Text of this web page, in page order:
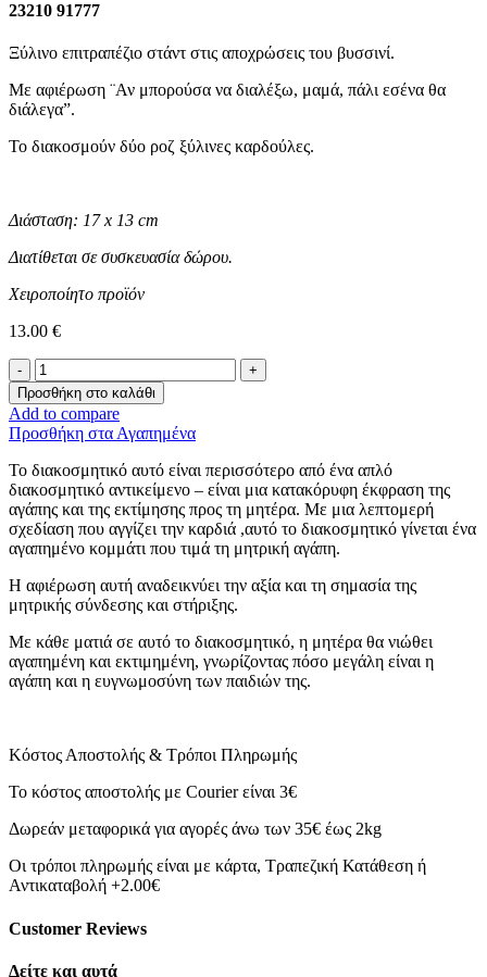
23210 91777
Ξύλινο επιτραπέζιο στάντ στις αποχρώσεις του βυσσινί.
Με αφιέρωση ¨Αν μπορούσα να διαλέξω, μαμά, πάλι εσένα θα
διάλεγα”.
Το διακοσμούν δύο ροζ ξύλινες καρδούλες.
Διάσταση: 17 x 13 cm
Διατίθεται σε συσκευασία δώρου.
Χειροποίητο προϊόν
13.00 €
Μητρική
Αξία
-
Ξύλινο
Διακοσμητικό
για
την
Μαμά
ποσότητα
Προσθήκη στο καλάθι
Add to compare
Προσθήκη στα Αγαπημένα
Το διακοσμητικό αυτό είναι περισσότερο από ένα απλό
διακοσμητικό αντικείμενο – είναι μια κατακόρυφη έκφραση της
αγάπης και της εκτίμησης προς τη μητέρα. Με μια λεπτομερή
σχεδίαση που αγγίζει την καρδιά ,αυτό το διακοσμητικό γίνεται ένα
αγαπημένο κομμάτι που τιμά τη μητρική αγάπη.
Η αφιέρωση αυτή αναδεικνύει την αξία και τη σημασία της
μητρικής σύνδεσης και στήριξης.
Με κάθε ματιά σε αυτό το διακοσμητικό, η μητέρα θα νιώθει
αγαπημένη και εκτιμημένη, γνωρίζοντας πόσο μεγάλη είναι η
αγάπη και η ευγνωμοσύνη των παιδιών της.
Κόστος Αποστολής & Τρόποι Πληρωμής
Το κόστος αποστολής με Courier είναι 3€
Δωρεάν μεταφορικά για αγορές άνω των 35€ έως 2kg
Οι τρόποι πληρωμής είναι με κάρτα, Τραπεζική Κατάθεση ή
Αντικαταβολή +2.00€
Customer Reviews
Δείτε και αυτά